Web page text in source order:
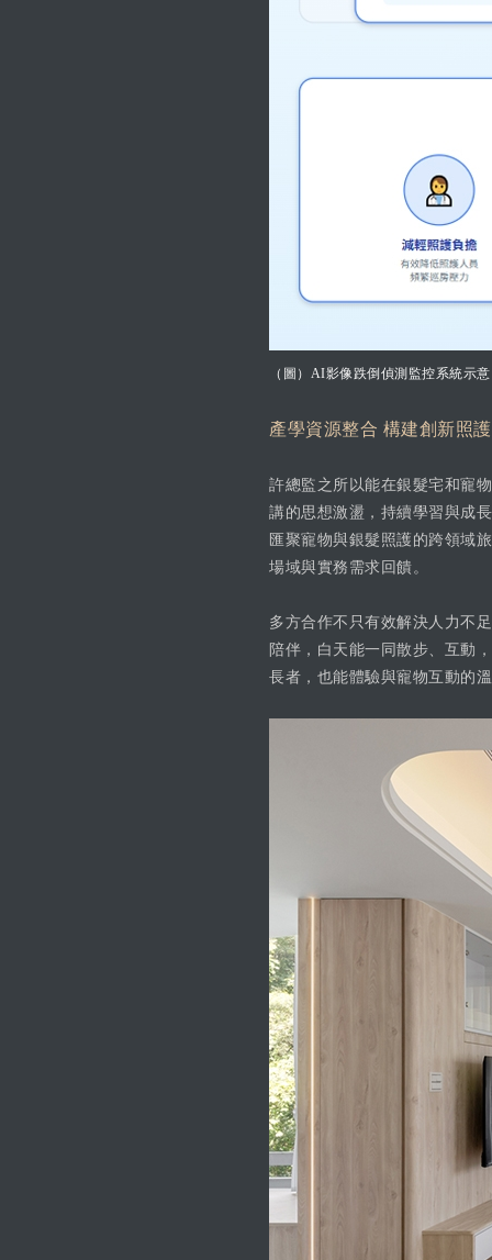
（圖）AI影像跌倒偵測監控系統示
產學資源整合 構建創新照
許總監之所以能在銀髮宅和寵
講的思想激盪，持續學習與成
匯聚寵物與銀髮照護的跨領域
場域與實務需求回饋。
多方合作不只有效解決人力不
陪伴，白天能一同散步、互動
長者，也能體驗與寵物互動的